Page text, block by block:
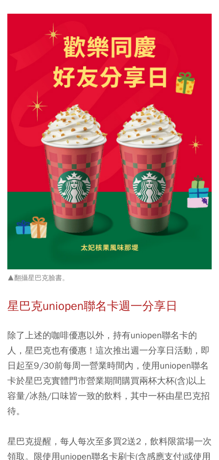
▲翻攝星巴克臉書。
星巴克uniopen聯名卡週一分享日
除了上述的咖啡優惠以外，持有uniopen聯名卡的
人，星巴克也有優惠！這次推出週一分享日活動，即
日起至9/30前每周一營業時間內，使用uniopen聯名
卡於星巴克實體門市營業期間購買兩杯大杯(含)以上
容量/冰熱/口味皆一致的飲料，其中一杯由星巴克招
待。
星巴克提醒，每人每次至多買2送2，飲料限當場一次
領取。限使用uniopen聯名卡刷卡(含感應支付)或使用